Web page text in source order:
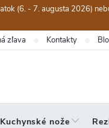
(6. - 7. augusta 2026)
zľava Kontakty
Kuchynské nože